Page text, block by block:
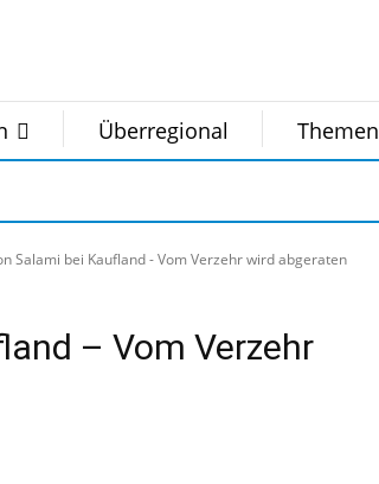
Überregional Themen
Salami bei Kaufland - Vom Verzehr wird abgeraten
– Vom Verzehr